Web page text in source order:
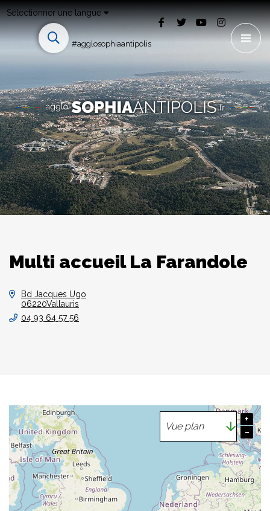
Sélectionner une langue
#agglosophiaantipolis
Multi accueil La Farandole
Bd Jacques Ugo
06220Vallauris
04 93 64 57 56
+
−